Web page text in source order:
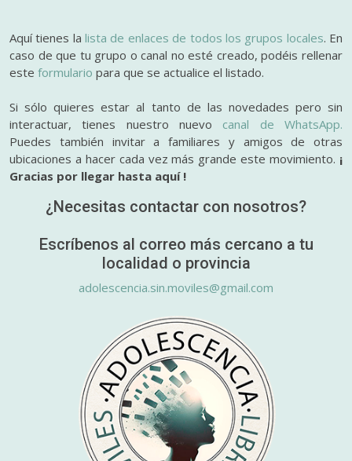
Aquí tienes lalista de enlaces de todos los grupos locales. En
caso de que tu grupo o canal no esté creado, podéis rellenar
este formulario para que se actualice el listado.
Si sólo quieres estar al tanto de las novedades pero sin
interactuar, tienes nuestro nuevo canal de WhatsApp.
Puedes también invitar a familiares y amigos de otras
ubicaciones a hacer cada vez más grande este movimiento. ¡
Gracias por llegar hasta aquí !
¿Necesitas contactar con nosotros?
Escríbenos al correo más cercano a tu
localidad o provincia
adolescencia.sin.moviles@gmail.com